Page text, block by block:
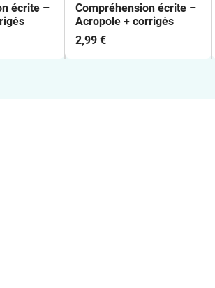
écrite –
Compréhension écrite –
Acropole + corrigés
2,99 €